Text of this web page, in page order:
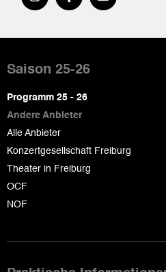
de
page
Saison 25-26
Programm 25 - 26
Andere Anbieter
Alle Anbieter
Konzertgesellschaft Freiburg
Theater in Freiburg
OCF
NOF